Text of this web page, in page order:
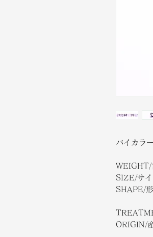
バイカラ
WEIGHT/
SIZE/サ
SHAPE/形
ORIGIN/